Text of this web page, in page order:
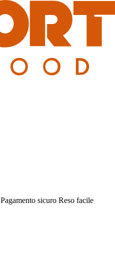
Pagamento sicuro Reso facile